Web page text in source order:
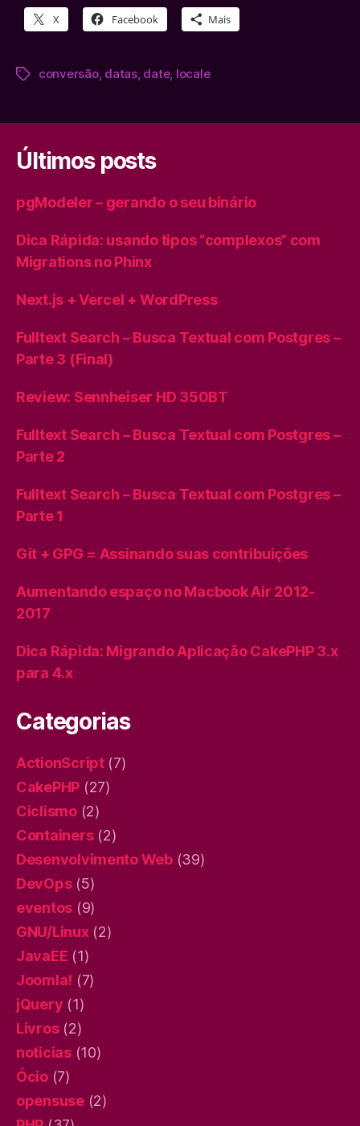
X Facebook Mais
Tagsconversão, datas, date, locale
Últimos posts
pgModeler – gerando o seu binário
Dica Rápida: usando tipos “complexos” com
Migrations no Phinx
Next.js + Vercel + WordPress
Fulltext Search – Busca Textual com Postgres –
Parte 3 (Final)
Review: Sennheiser HD 350BT
Fulltext Search – Busca Textual com Postgres –
Parte 2
Fulltext Search – Busca Textual com Postgres –
Parte 1
Git + GPG = Assinando suas contribuições
Aumentando espaço no Macbook Air 2012-
2017
Dica Rápida: Migrando Aplicação CakePHP 3.x
para 4.x
Categorias
ActionScript(7)
CakePHP (27)
Ciclismo(2)
Containers(2)
Desenvolvimento Web(39)
DevOps(5)
eventos (9)
GNU/Linux(2)
JavaEE (1)
Joomla! (7)
jQuery (1)
Livros(2)
noticias(10)
Ócio(7)
opensuse(2)